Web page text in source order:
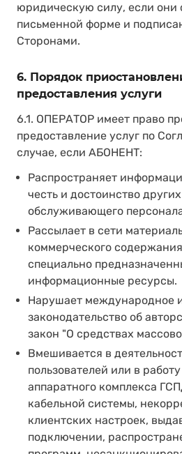
юридическую силу, если они
письменной форме и
Сторонами.
6. Порядок
предоставления услуги
6.1. ОПЕРАТОР имеет право
предоставление услуг по
случае, если АБОНЕНТ:
Распространяет
честь и достоинство
обслуживающего
Рассылает в сети
коммерческого
специально
информационные ресурсы.
Нарушает международное
законодательство об
закон "О средствах
Вмешивается в
пользователей или в
аппаратного комплекса
кабельной системы,
клиентских настроек,
подключении,